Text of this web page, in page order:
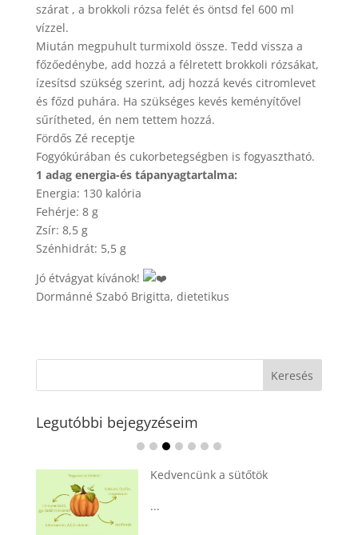
szárat , a brokkoli rózsa felét és öntsd fel 600 ml
vízzel.
Miután megpuhult turmixold össze. Tedd vissza a
főzőedénybe, add hozzá a félretett brokkoli rózsákat,
ízesítsd szükség szerint, adj hozzá kevés citromlevet
és főzd puhára. Ha szükséges kevés keményítővel
sűrítheted, én nem tettem hozzá.
Fördős Zé receptje
Fogyókúrában és cukorbetegségben is fogyasztható.
1 adag energia-és tápanyagtartalma:
Energia: 130 kalória
Fehérje: 8 g
Zsír: 8,5 g
Szénhidrát: 5,5 g
Jó étvágyat kívánok!
Dormánné Szabó Brigitta, dietetikus
Legutóbbi bejegyzéseim
Kedvencünk a sütőtök
...